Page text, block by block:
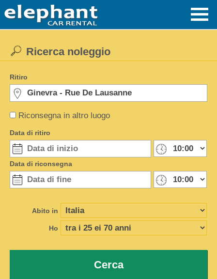
Riconsegna in altro luogo
Ricerca noleggio
Ritiro
Data di ritiro
Data di riconsegna
Abito in
Ho
Cerca